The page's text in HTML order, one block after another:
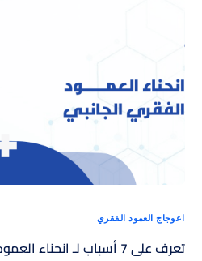
اعوجاج العمود الفقري
تعرف على 7 أسباب لـ انحناء العمود الفقري الجانبي